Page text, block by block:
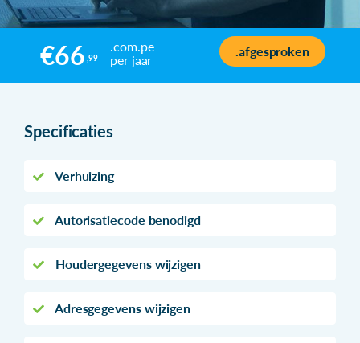
€66 ,99
.com.pe
per jaar
.afgesproken
Specificaties
Verhuizing
Autorisatiecode benodigd
Houdergegevens wijzigen
Adresgegevens wijzigen